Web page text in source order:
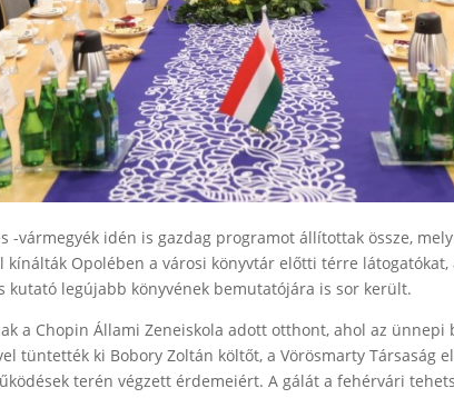
-vármegyék idén is gazdag programot állítottak össze,
kínálták Opolében a városi könyvtár előtti térre
kutató legújabb könyvének bemutatójára is sor került.
a Chopin Állami Zeneiskola adott otthont, ahol az ünnepi
tüntették ki Bobory Zoltán költőt, a Vörösmarty Társaság
terén végzett érdemeiért. A gálát a fehérvári